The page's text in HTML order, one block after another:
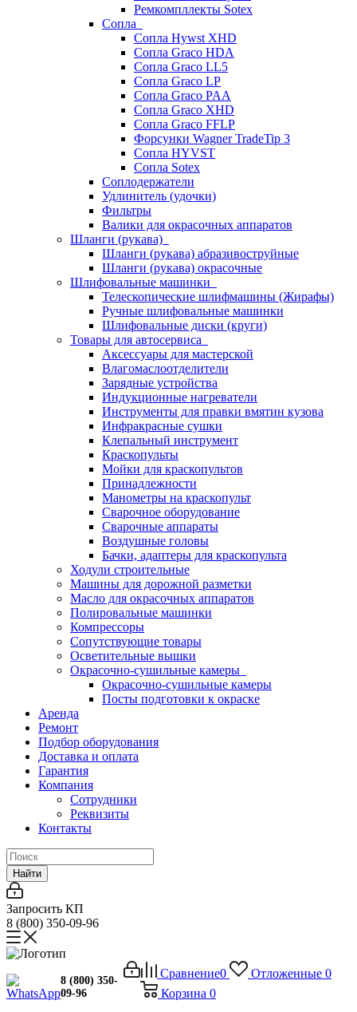
Ремкомпллекты Sotex
Сопла
Сопла Hywst XHD
Сопла Graco HDA
Сопла Graco LL5
Сопла Graco LP
Сопла Graco PAA
Сопла Graco XHD
Сопла Graco FFLP
Форсунки Wagner TradeTip 3
Сопла HYVST
Сопла Sotex
Соплодержатели
Удлинитель (удочки)
Фильтры
Валики для окрасочных аппаратов
Шланги (рукава)
Шланги (рукава) абразивоструйные
Шланги (рукава) окрасочные
Шлифовальные машинки
Телескопические шлифмашины (Жирафы)
Ручные шлифовальные машинки
Шлифовальные диски (круги)
Товары для автосервиса
Аксессуары для мастерской
Влагомаслоотделители
Зарядные устройства
Индукционные нагреватели
Инструменты для правки вмятин кузова
Инфракрасные сушки
Клепальный инструмент
Краскопульты
Мойки для краскопультов
Принадлежности
Манометры на краскопульт
Сварочное оборудование
Сварочные аппараты
Воздушные головы
Бачки, адаптеры для краскопульта
Ходули строительные
Машины для дорожной разметки
Масло для окрасочных аппаратов
Полировальные машинки
Компрессоры
Сопутствующие товары
Осветительные вышки
Окрасочно-сушильные камеры
Окрасочно-сушильные камеры
Посты подготовки к окраске
Аренда
Ремонт
Подбор оборудования
Доставка и оплата
Гарантия
Компания
Сотрудники
Реквизиты
Контакты
Найти
Запросить КП
8 (800) 350-09-96
Сравнение0 Отложенные 0
Корзина 0
8 (800) 350-
09-96